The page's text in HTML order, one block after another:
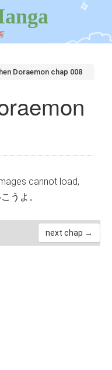
Doraemon chap 008
cannot load,
うよ。
next chap →